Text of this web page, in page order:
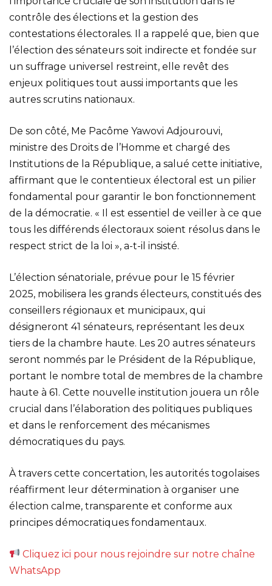
contrôle des élections et la gestion des
contestations électorales. Il a rappelé que, bien que
l’élection des sénateurs soit indirecte et fondée sur
un suffrage universel restreint, elle revêt des
enjeux politiques tout aussi importants que les
autres scrutins nationaux.
De son côté, Me Pacôme Yawovi Adjourouvi,
ministre des Droits de l’Homme et chargé des
Institutions de la République, a salué cette initiative,
affirmant que le contentieux électoral est un pilier
fondamental pour garantir le bon fonctionnement
de la démocratie. « Il est essentiel de veiller à ce que
tous les différends électoraux soient résolus dans le
respect strict de la loi », a-t-il insisté.
L’élection sénatoriale, prévue pour le 15 février
2025, mobilisera les grands électeurs, constitués des
conseillers régionaux et municipaux, qui
désigneront 41 sénateurs, représentant les deux
tiers de la chambre haute. Les 20 autres sénateurs
seront nommés par le Président de la République,
portant le nombre total de membres de la chambre
haute à 61. Cette nouvelle institution jouera un rôle
crucial dans l’élaboration des politiques publiques
et dans le renforcement des mécanismes
démocratiques du pays.
À travers cette concertation, les autorités togolaises
réaffirment leur détermination à organiser une
élection calme, transparente et conforme aux
principes démocratiques fondamentaux.
Cliquez ici pour nous rejoindre sur notre chaîne
WhatsApp